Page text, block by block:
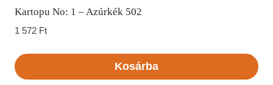
Kartopu No: 1 – Azúrkék 502
1 572 Ft
Kosárba